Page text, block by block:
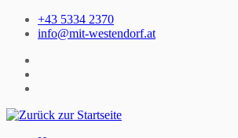
Zum
Inhalt
+43 5334 2370
info@mit-westendorf.at